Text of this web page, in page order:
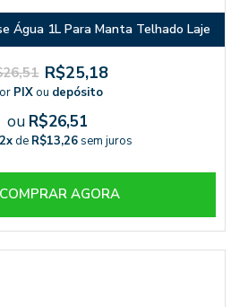
Água 1L Para Manta Telhado Laje
R$25,18
PIXou depósito
ou R$26,51
2xde R$13,26 sem juros
COMPRAR AGORA